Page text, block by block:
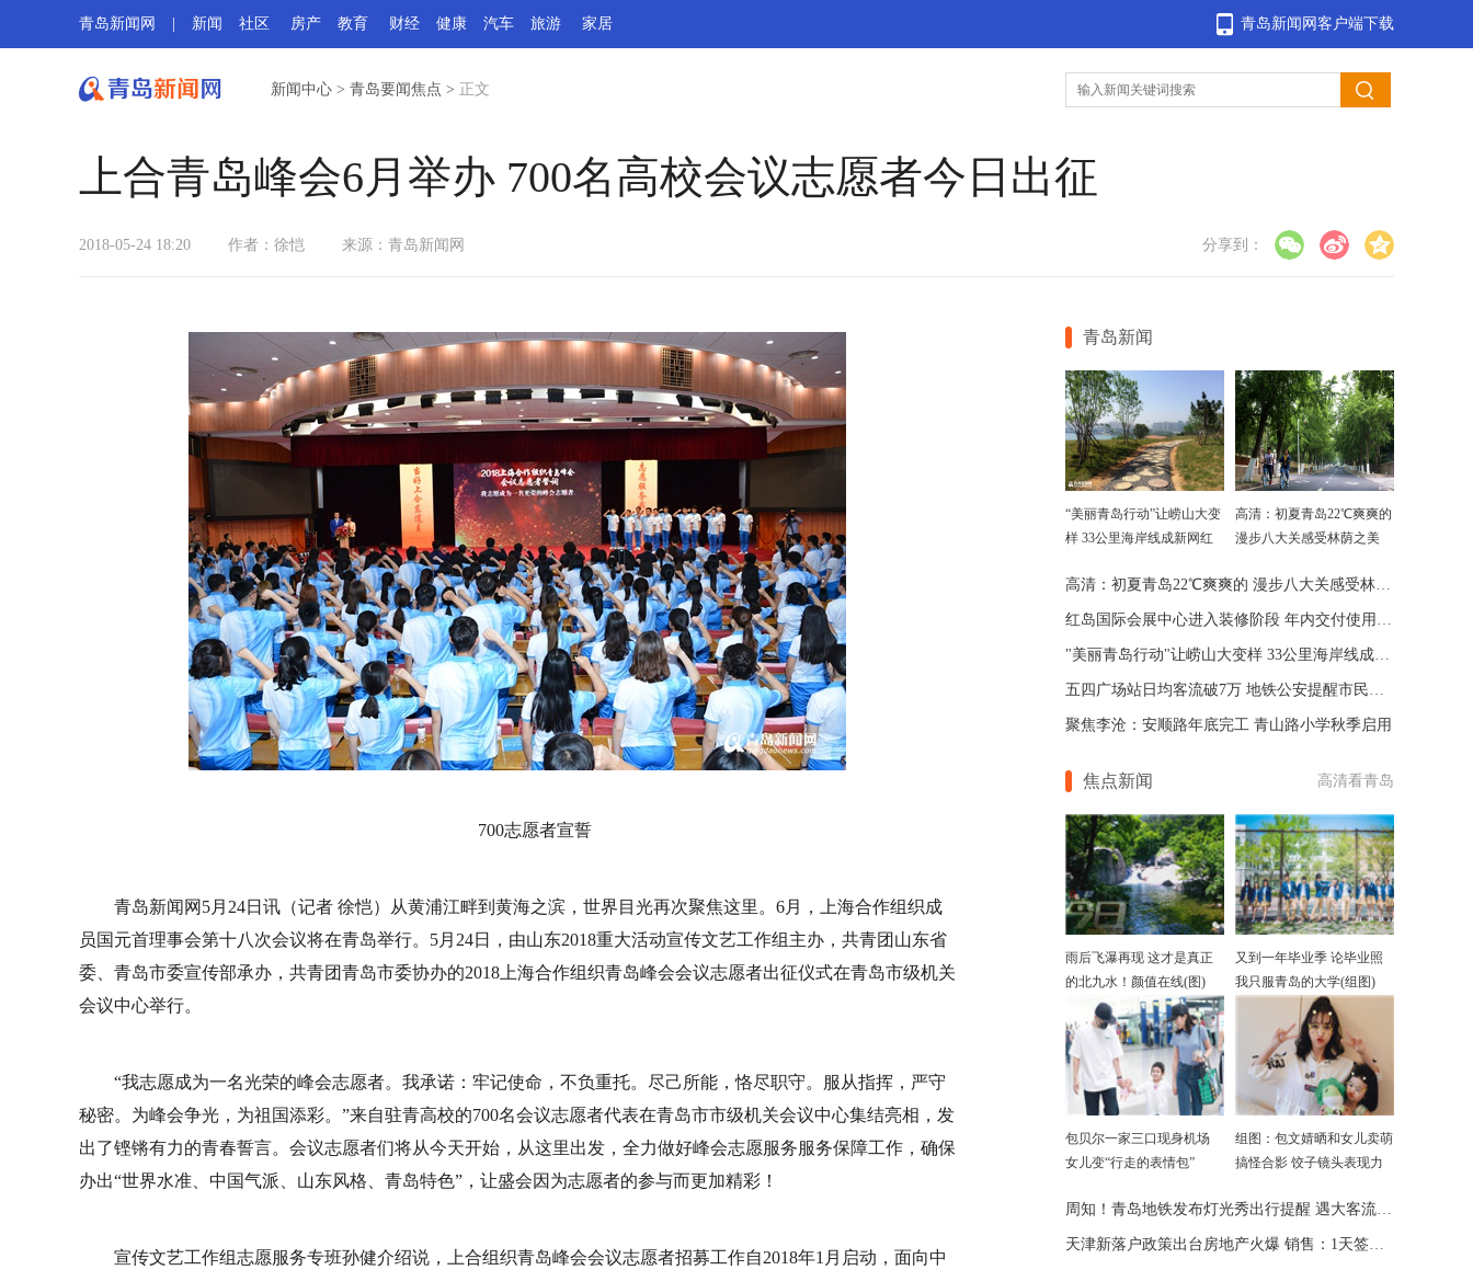
青岛新闻网客户端下载
青岛新闻网 新闻 社区 房产 教育 财经 健康 汽车 旅游 家居
新闻中心 > 青岛要闻焦点 > 正文
上合青岛峰会6月举办 700名高校会议志愿者今日出征
2018-05-24 18:20 作者：徐恺 来源： 青岛新闻网 分享到：
700志愿者宣誓
青岛新闻网5月24日讯（记者 徐恺）从黄浦江畔到黄海之滨，世界目光再次聚焦这里。6月，上海合作组织成
员国元首理事会第十八次会议将在青岛举行。5月24日，由山东2018重大活动宣传文艺工作组主办，共青团山东省
委、青岛市委宣传部承办，共青团青岛市委协办的2018上海合作组织青岛峰会会议志愿者出征仪式在青岛市级机关
会议中心举行。
“我志愿成为一名光荣的峰会志愿者。我承诺：牢记使命，不负重托。尽己所能，恪尽职守。服从指挥，严守
秘密。为峰会争光，为祖国添彩。”来自驻青高校的700名会议志愿者代表在青岛市市级机关会议中心集结亮相，发
出了铿锵有力的青春誓言。会议志愿者们将从今天开始，从这里出发，全力做好峰会志愿服务服务保障工作，确保
办出“世界水准、中国气派、山东风格、青岛特色”，让盛会因为志愿者的参与而更加精彩！
宣传文艺工作组志愿服务专班孙健介绍说，上合组织青岛峰会会议志愿者招募工作自2018年1月启动，面向中
青岛新闻
“美丽青岛行动”让崂山大变
样 33公里海岸线成新网红
高清：初夏青岛22℃爽爽的
漫步八大关感受林荫之美
高清：初夏青岛22℃爽爽的 漫步八大关感受林荫之美
红岛国际会展中心进入装修阶段 年内交付使用(图)
"美丽青岛行动"让崂山大变样 33公里海岸线成"新网红"
五四广场站日均客流破7万 地铁公安提醒市民安全出行
聚焦李沧：安顺路年底完工 青山路小学秋季启用
焦点新闻 高清看青岛
雨后飞瀑再现 这才是真正
的北九水！颜值在线(图)
又到一年毕业季 论毕业照
我只服青岛的大学(组图)
包贝尔一家三口现身机场
女儿变“行走的表情包”
组图：包文婧晒和女儿卖萌
搞怪合影 饺子镜头表现力
周知！青岛地铁发布灯光秀出行提醒 遇大客流将越站
天津新落户政策出台房地产火爆 销售：1天签约25套